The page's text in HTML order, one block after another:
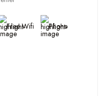
Free Wifi Phone